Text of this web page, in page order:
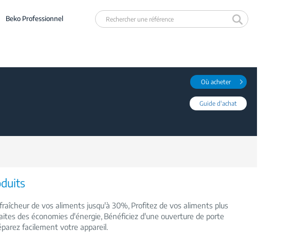
Beko Professionnel
Où acheter
Guide d'achat
de vos aliments jusqu'à 30% Profitez de vos aliments plus
des économies d'énergie Bénéficiez d'une ouverture de porte
facilement votre appareil